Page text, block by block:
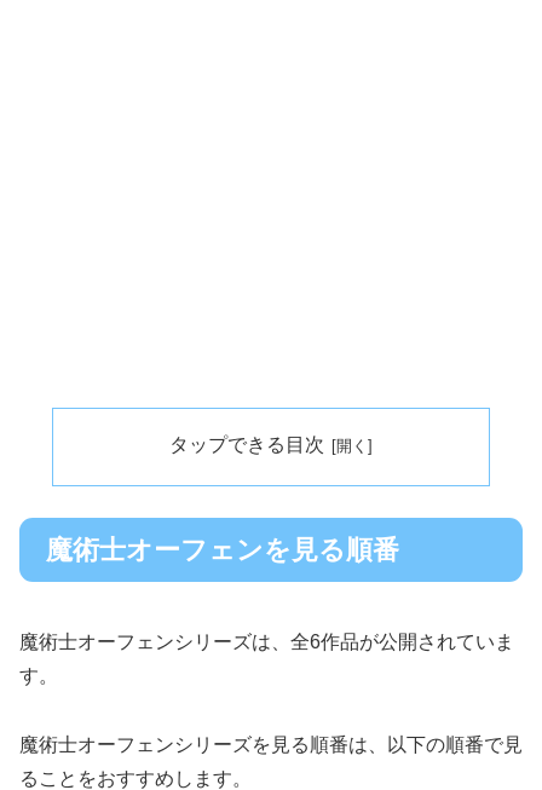
タップできる目次
魔術士オーフェンを見る順番
魔術士オーフェンシリーズは、全6作品が公開されていま
す。
魔術士オーフェンシリーズを見る順番は、以下の順番で見
ることをおすすめします。